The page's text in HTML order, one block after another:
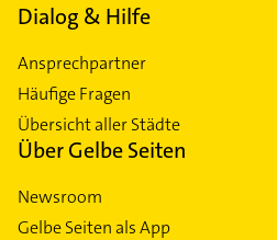
Dialog & Hilfe
Ansprechpartner
Häufige Fragen
Übersicht aller Städte
Über Gelbe Seiten
Newsroom
Gelbe Seiten als App